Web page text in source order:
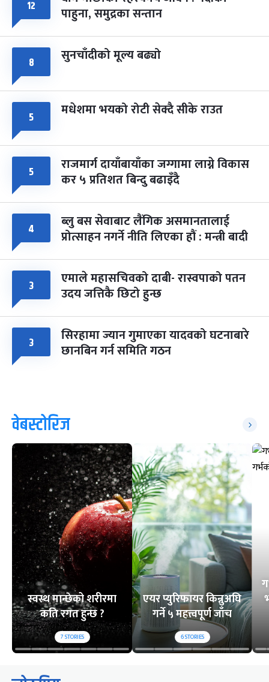
८
चैत्र ८, २०८३-Mar 22, 2027
१२ पाहुना, समुद्रका सन्तान
८ सुनचाँदीको मूल्य बढ्यो
५ मधेशमा भयको रोटी सेक्दै सीके राउत
५ राजमार्ग दायाँबायाँका जग्गामा लाग्ने विकास
कर ५ प्रतिशत बिन्दु बढाइँदै
४ ब्लु बस सेवाबाट लैंगिक असमानतालाई
प्रोत्साहन नगर्ने नीति लिएका हौं : मन्त्री बादी
३ एमाले महासचिवको दाबी- रास्वपाको पतन
उदय जत्तिकै छिटो हुन्छ
३ सिरहामा ज्यान गुमाएका यादवको घटनाबारे
छानबिन गर्न समिति गठन
वेबस्टोरिज
स्वस्थ मान्छेको शरीरमा
कति रगत हुन्छ ?
7STORIES
एयर प्युरिफायर किन्नुअघि
गर्ने ५ महत्त्वपूर्ण जाँच
6STORIES